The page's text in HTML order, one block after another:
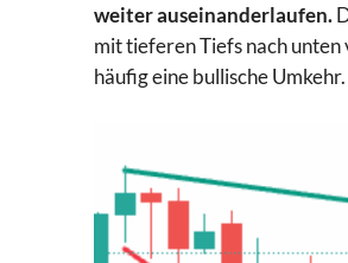
weiter auseinanderlaufen.
mit tieferen Tiefs nach
häufig eine bullische Umkehr.